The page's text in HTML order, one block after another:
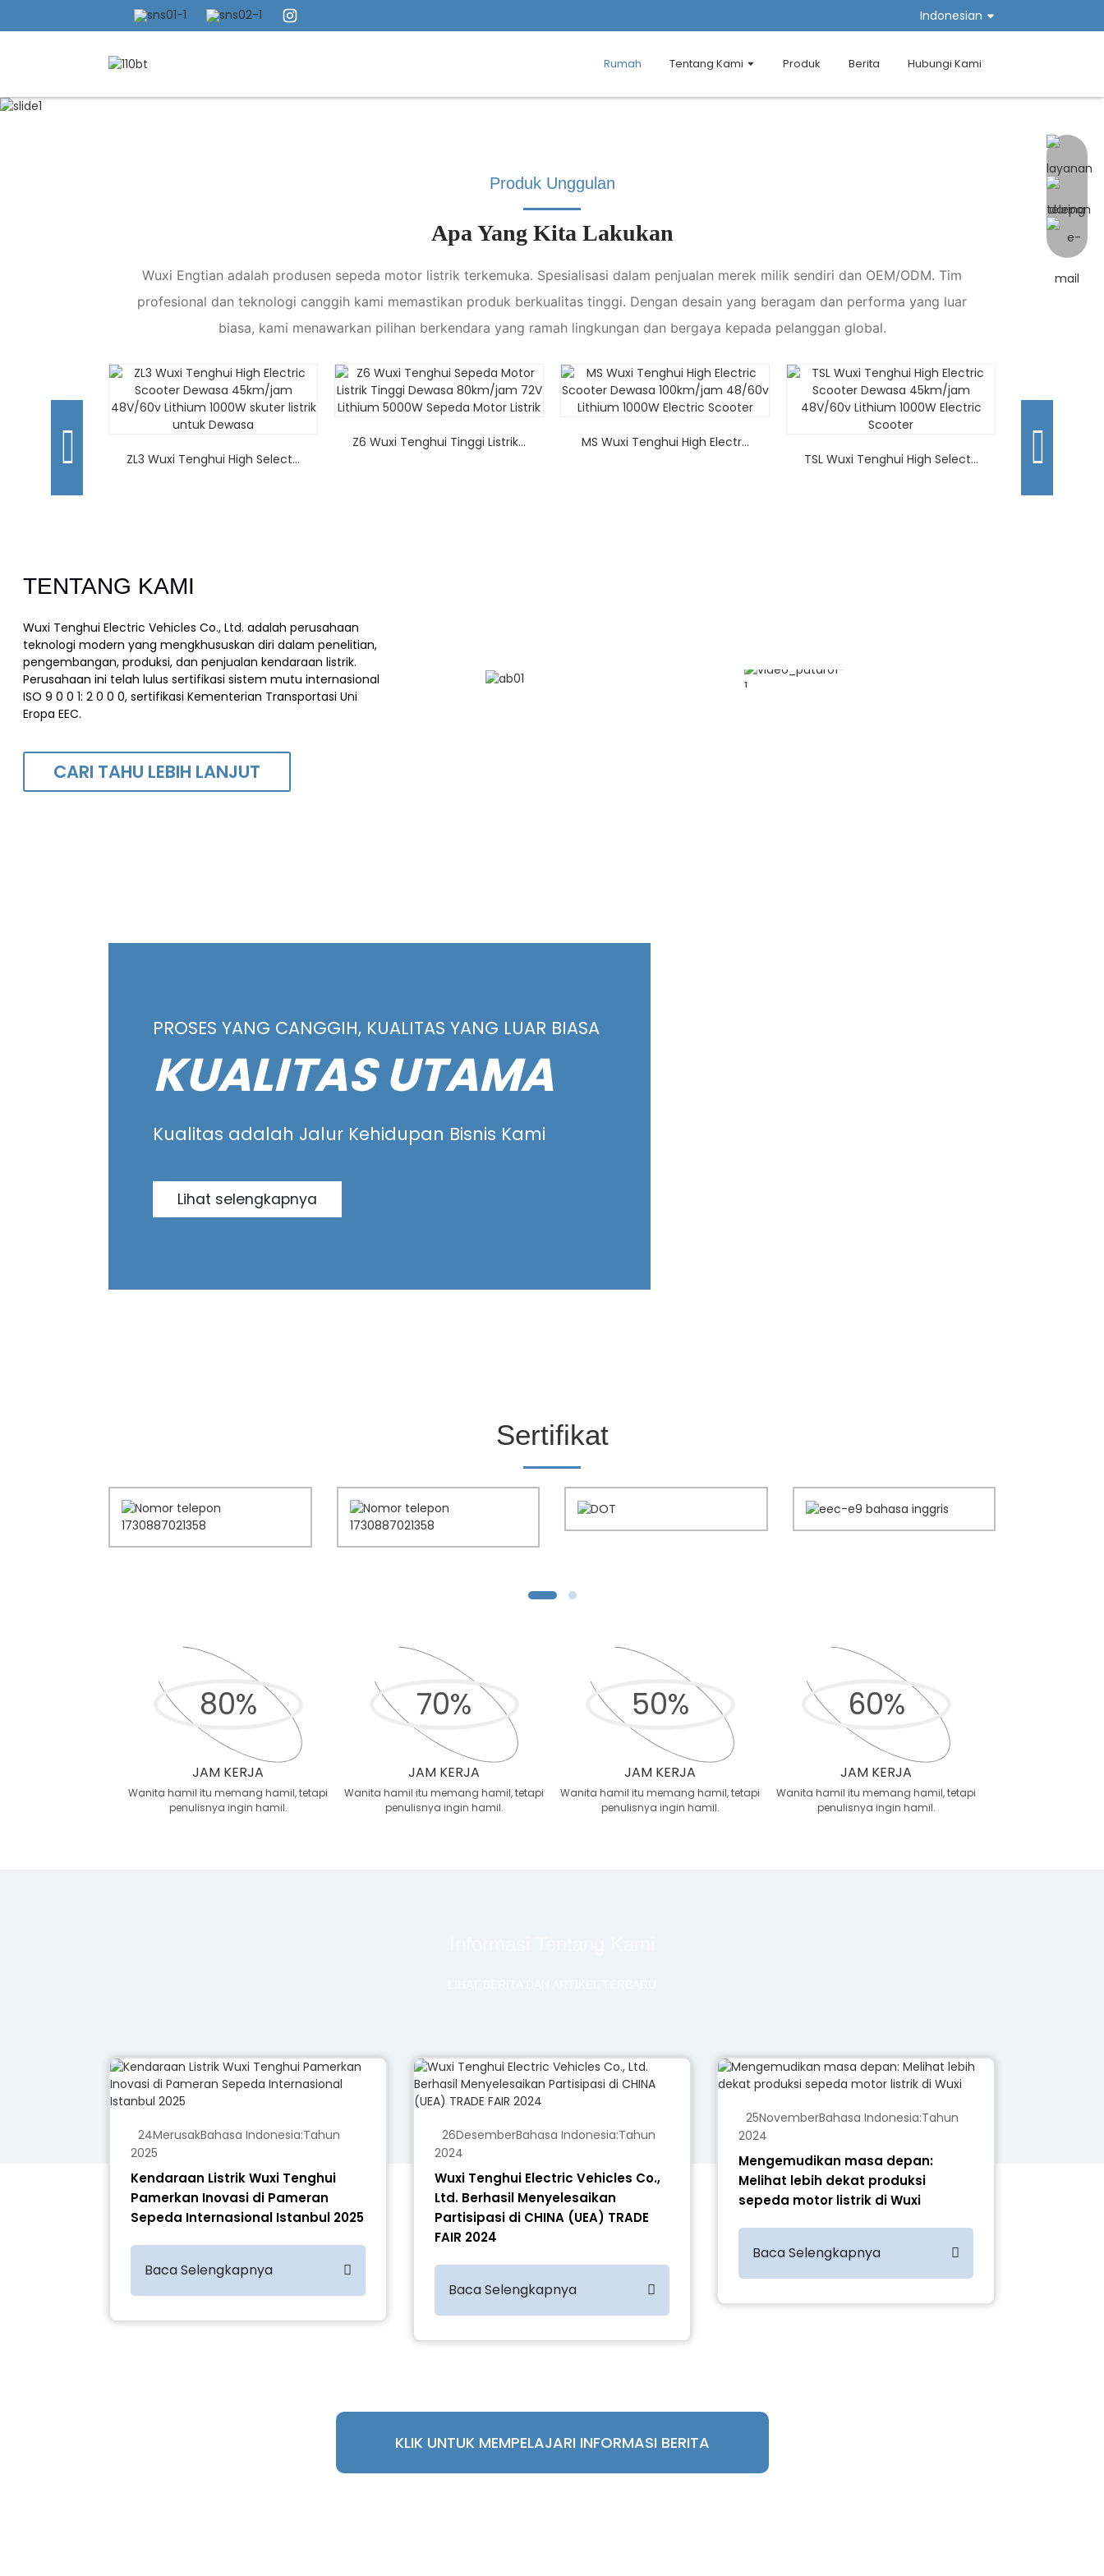
Indonesian
Rumah Tentang Kami Produk Berita Hubungi Kami
Produk Unggulan
Apa Yang Kita Lakukan
Wuxi Engtian adalah produsen sepeda motor listrik terkemuka. Spesialisasi dalam penjualan merek milik sendiri dan OEM/ODM. Tim
profesional dan teknologi canggih kami memastikan produk berkualitas tinggi. Dengan desain yang beragam dan performa yang luar
biasa, kami menawarkan pilihan berkendara yang ramah lingkungan dan bergaya kepada pelanggan global.
ZL3 Wuxi Tenghui High Select...
Z6 Wuxi Tenghui Tinggi Listrik...
MS Wuxi Tenghui High Electr...
TSL Wuxi Tenghui High Select...
LMYG Wuxi
TENTANG KAMI
Wuxi Tenghui Electric Vehicles Co., Ltd. adalah perusahaan
teknologi modern yang mengkhususkan diri dalam penelitian,
pengembangan, produksi, dan penjualan kendaraan listrik.
Perusahaan ini telah lulus sertifikasi sistem mutu internasional
ISO 9 0 0 1: 2 0 0 0, sertifikasi Kementerian Transportasi Uni
Eropa EEC.
CARI TAHU LEBIH LANJUT
PROSES YANG CANGGIH, KUALITAS YANG LUAR BIASA
KUALITAS UTAMA
Kualitas adalah Jalur Kehidupan Bisnis Kami
Lihat selengkapnya
Sertifikat
80%
JAM KERJA
Wanita hamil itu memang hamil, tetapi
penulisnya ingin hamil.
70%
JAM KERJA
Wanita hamil itu memang hamil, tetapi
penulisnya ingin hamil.
50%
JAM KERJA
Wanita hamil itu memang hamil, tetapi
penulisnya ingin hamil.
60%
JAM KERJA
Wanita hamil itu memang hamil, tetapi
penulisnya ingin hamil.
24MerusakBahasa Indonesia:Tahun
2025
Kendaraan Listrik Wuxi Tenghui
Pamerkan Inovasi di Pameran
Sepeda Internasional Istanbul 2025
Baca Selengkapnya
26DesemberBahasa Indonesia:Tahun
2024
Wuxi Tenghui Electric Vehicles Co.,
Ltd. Berhasil Menyelesaikan
Partisipasi di CHINA (UEA) TRADE
FAIR 2024
Baca Selengkapnya
25NovemberBahasa Indonesia:Tahun
2024
Mengemudikan masa depan:
Melihat lebih dekat produksi
sepeda motor listrik di Wuxi
Baca Selengkapnya
KLIK UNTUK MEMPELAJARI INFORMASI BERITA